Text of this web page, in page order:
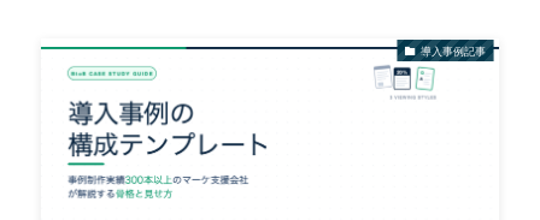
導入事例記事